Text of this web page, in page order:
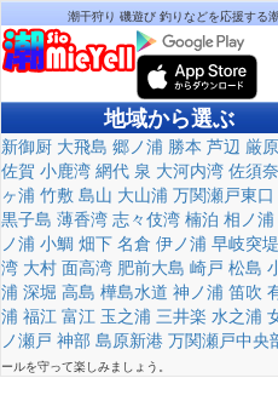
潮干狩り 磯遊び 釣りなどを応援する
地域から選ぶ
新御厨 大飛島 郷ノ浦 勝本 芦辺 厳原
佐賀 小鹿湾 網代 泉 大河内湾 佐須奈
ヶ浦 竹敷 島山 大山浦 万関瀬戸東口
黒子島 薄香湾 志々伎湾 楠泊 相ノ浦
ノ浦 小鯛 畑下 名倉 伊ノ浦 早岐突
湾 大村 面高湾 肥前大島 崎戸 松島
浦 深堀 高島 樺島水道 神ノ浦 笛吹
浦 福江 富江 玉之浦 三井楽 水之浦
ノ瀬戸 神部 島原新港 万関瀬戸中央
ールを守って楽しみましょう。